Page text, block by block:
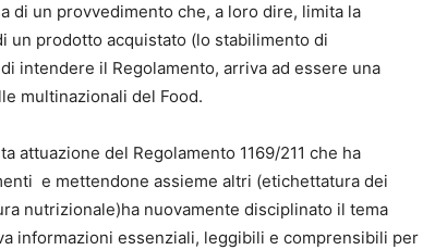
di un provvedimento che, a loro dire, limita la
un prodotto acquistato (lo stabilimento di
intendere il Regolamento, arriva ad essere una
multinazionali del Food.
attuazione del Regolamento 1169/211 che ha
e mettendone assieme altri (etichettatura dei
nutrizionale)ha nuovamente disciplinato il tema
informazioni essenziali, leggibili e comprensibili per